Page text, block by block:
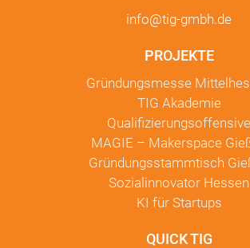
info@tig-gmbh.de
PROJEKTE
Gründungsmesse
TIG Akademie
Qualifizierungsoffensive
MAGIE – Makerspace
Gründungsstammtisch
Sozialinnovator Hessen
KI für Startups
QUICK TIG